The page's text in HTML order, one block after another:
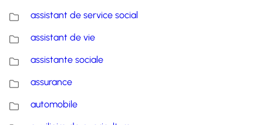
assistant de service social
assistant de vie
assistante sociale
assurance
automobile